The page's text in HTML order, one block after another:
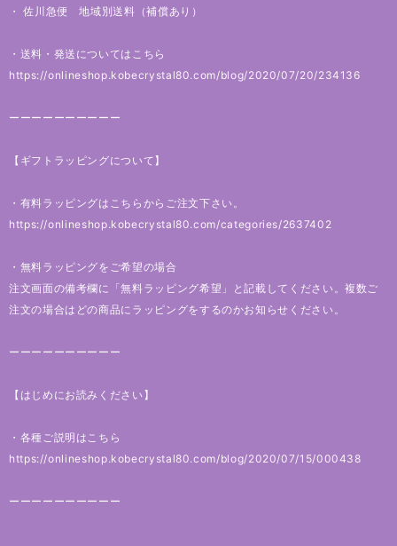
・ 佐川急便 地域別送料（補償あり）
・送料・発送についてはこちら
https://onlineshop.kobecrystal80.com/blog/2020/07/20/234136
ーーーーーーーーーー
【ギフトラッピングについて】
・有料ラッピングはこちらからご注文下さい。
https://onlineshop.kobecrystal80.com/categories/2637402
・無料ラッピングをご希望の場合
注文画面の備考欄に「無料ラッピング希望」と記載してください。複数ご
注文の場合はどの商品にラッピングをするのかお知らせください。
ーーーーーーーーーー
【はじめにお読みください】
・各種ご説明はこちら
https://onlineshop.kobecrystal80.com/blog/2020/07/15/000438
ーーーーーーーーーー